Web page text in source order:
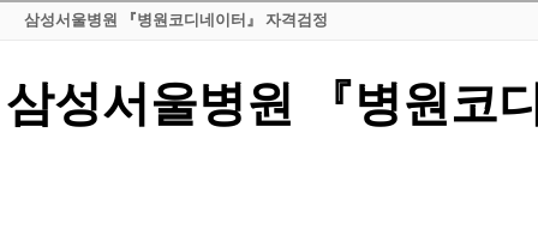
삼성서울병원 『병원코디네이터』 자격검정
삼성서울병원 『병원코